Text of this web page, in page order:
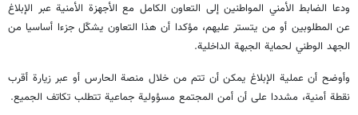
ودعا الضابط الأمني المواطنين إلى التعاون الكامل مع الأجهزة الأمنية عبر الإبلاغ
عن المطلوبين أو من يتستر عليهم، مؤكدا أن هذا التعاون يشكّل جزءا أساسيا من
الجهد الوطني لحماية الجبهة الداخلية.
وأوضح أن عملية الإبلاغ يمكن أن تتم من خلال منصة الحارس أو عبر زيارة أقرب
نقطة أمنية، مشددا على أن أمن المجتمع مسؤولية جماعية تتطلب تكاتف الجميع.